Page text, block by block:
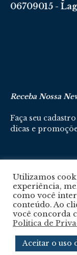
06709015 -
Receba Nossa
Faça seu
dicas e
Cadastre-se
© 2024 © Revista
Utilizamos
experiência,
como você
conteúdo. Ao
você concorda
Politica de
Aceitar o uso